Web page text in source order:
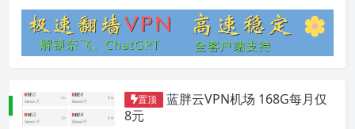
置顶
蓝胖云VPN机场 168G每月仅
8元